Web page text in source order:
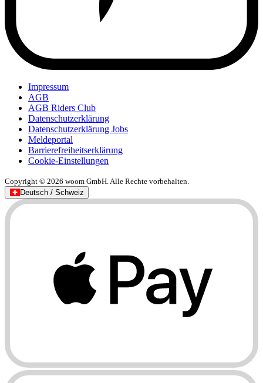
Impressum
AGB
AGB Riders Club
Datenschutzerklärung
Datenschutzerklärung Jobs
Meldeportal
Barrierefreiheitserklärung
Cookie-Einstellungen
Copyright © 2026 woom GmbH. Alle Rechte vorbehalten.
Deutsch / Schweiz